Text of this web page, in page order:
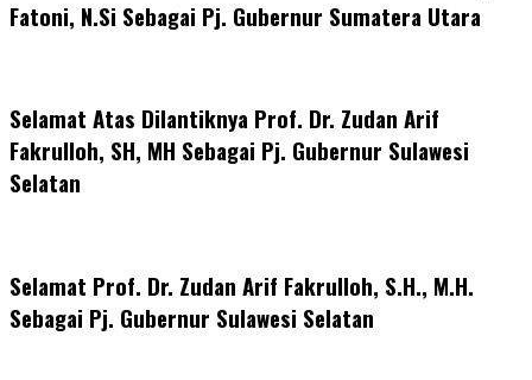
Fatoni, N.Si Sebagai Pj. Gubernur Sumatera Utara
Selamat Atas Dilantiknya Prof. Dr. Zudan Arif
Fakrulloh, SH, MH Sebagai Pj. Gubernur Sulawesi
Selatan
Selamat Prof. Dr. Zudan Arif Fakrulloh, S.H., M.H.
Sebagai Pj. Gubernur Sulawesi Selatan